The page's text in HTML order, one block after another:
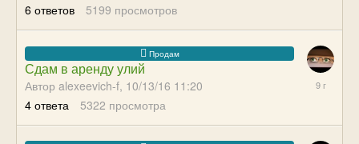
6 ответов 5199 просмотров
Сдам в аренду улий
Автор alexeevich-f, 10/13/16 11:20
4 ответа 5322 просмотра
05/11/17